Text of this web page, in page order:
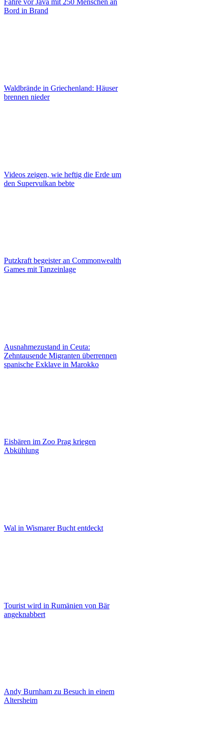
Fähre vor Java mit 250 Menschen an
Bord in Brand
Waldbrände in Griechenland: Häuser
brennen nieder
Videos zeigen, wie heftig die Erde um
den Supervulkan bebte
Putzkraft begeister an Commonwealth
Games mit Tanzeinlage
Ausnahmezustand in Ceuta:
Zehntausende Migranten überrennen
spanische Exklave in Marokko
Eisbären im Zoo Prag kriegen
Abkühlung
Wal in Wismarer Bucht entdeckt
Tourist wird in Rumänien von Bär
angeknabbert
Andy Burnham zu Besuch in einem
Altersheim